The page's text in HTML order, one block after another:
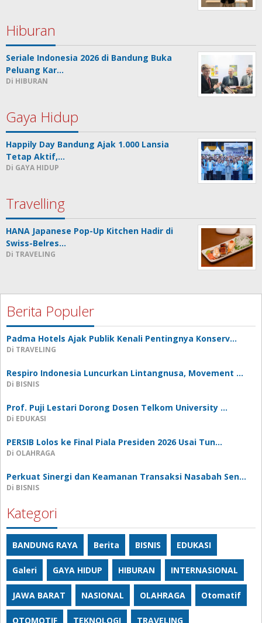
Hiburan
Seriale Indonesia 2026 di Bandung Buka
Peluang Kar…
Di HIBURAN
Gaya Hidup
Happily Day Bandung Ajak 1.000 Lansia
Tetap Aktif,…
Di GAYA HIDUP
Travelling
HANA Japanese Pop-Up Kitchen Hadir di
Swiss-Belres…
Di TRAVELING
Berita Populer
Padma Hotels Ajak Publik Kenali Pentingnya Konserv…
Di TRAVELING
Respiro Indonesia Luncurkan Lintangnusa, Movement …
Di BISNIS
Prof. Puji Lestari Dorong Dosen Telkom University …
Di EDUKASI
PERSIB Lolos ke Final Piala Presiden 2026 Usai Tun…
Di OLAHRAGA
Perkuat Sinergi dan Keamanan Transaksi Nasabah Sen…
Di BISNIS
Kategori
BANDUNG RAYA Berita BISNIS EDUKASI
Galeri GAYA HIDUP HIBURAN INTERNASIONAL
JAWA BARAT NASIONAL OLAHRAGA Otomatif
OTOMOTIF TEKNOLOGI TRAVELING